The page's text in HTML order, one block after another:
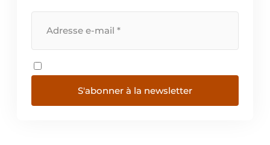
S'abonner à la newsletter